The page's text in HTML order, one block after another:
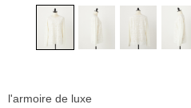
l'armoire de luxe